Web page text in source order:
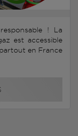
! La
est accessible
en France